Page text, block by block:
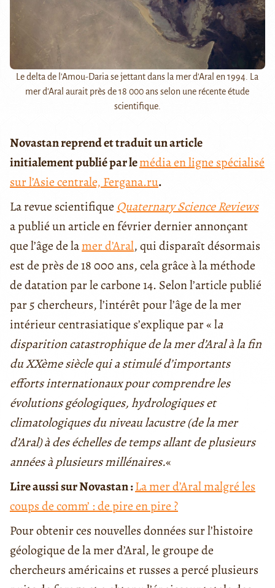
Le delta de l'Amou-Daria se jettant dans la mer d'Aral en 1994. La
mer d'Aral aurait près de 18 000 ans selon une récente étude
scientifique.
Novastan reprend et traduit un article
initialement publié par lemédia en ligne spécialisé
sur l’Asie centrale, Fergana.ru.
La revue scientifique Quaternary Science Reviews
a publié un article en février dernier annonçant
que l’âge de lamer d’Aral, qui disparaît désormais
est de près de 18 000 ans, cela grâce à la méthode
de datation par le carbone 14. Selon l’article publié
par 5 chercheurs, l’intérêt pour l’âge de la mer
intérieur centrasiatique s’explique par « la
disparition catastrophique de la mer d’Aral à la fin
du XXème siècle qui a stimulé d’importants
efforts internationaux pour comprendre les
évolutions géologiques, hydrologiques et
climatologiques du niveau lacustre (de la mer
d’Aral) à des échelles de temps allant de plusieurs
années à plusieurs millénaires.«
Lire aussi sur Novastan :La mer d’Aral malgré les
coups de comm’ : de pire en pire ?
Pour obtenir ces nouvelles données sur l’histoire
géologique de la mer d’Aral, le groupe de
chercheurs américains et russesapercé plusieurs